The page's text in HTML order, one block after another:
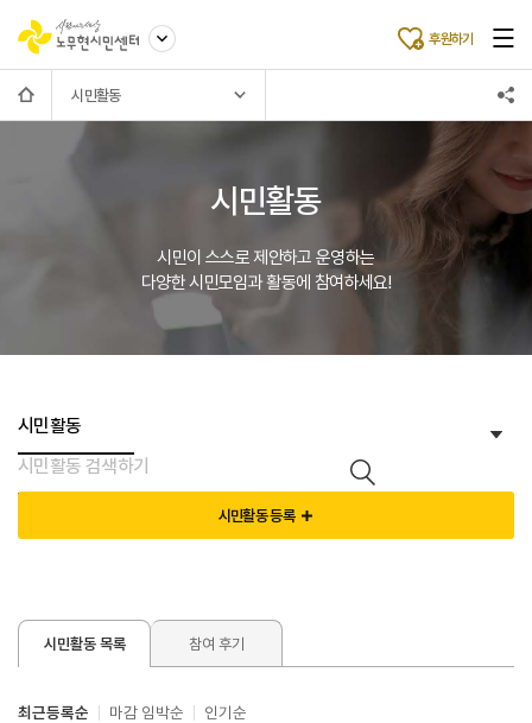
후원하기
시민활동
시민활동
시민이 스스로 제안하고 운영하는
다양한 시민모임과 활동에 참여하세요!
시민활동 목록 참여 후기
시민활동 등록
최근등록순 마감 임박순 인기순